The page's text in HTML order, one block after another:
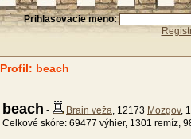
Prihlasovacie meno:
Profil: beach
beach - Brain veža, 12173 Mozgov,
Celkové skóre: 69477 výhier, 1301 remíz,